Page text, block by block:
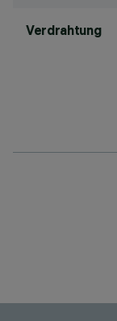
Verdrahtung